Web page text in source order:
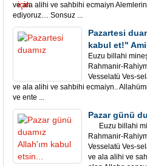
ve ala alihi ve sahbihi ecmaiyn
ediyoruz… Sonsuz ...
Pazartesi
kabul et!"
Euzu billahi
Rahmanir-
Vesselatü Ves-
ve ala alihi ve sahbihi ecmaiyn..
ve ente ...
Pazar günü
Euzu billahi
Rahmanir-
Vesselatü Ves-
ve ala alihi ve